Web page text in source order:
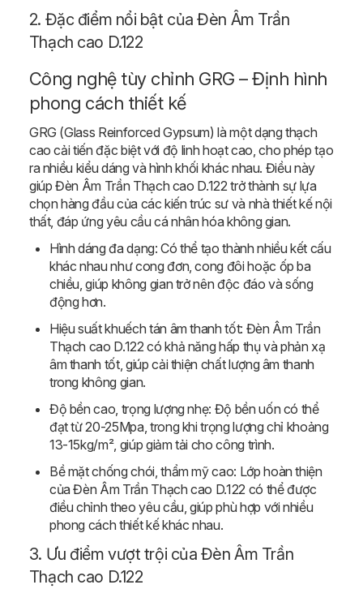
2. Đặc điểm nổi bật của Đèn Âm Trần
Thạch cao D.122
Công nghệ tùy chỉnh GRG – Định hình
phong cách thiết kế
GRG (Glass Reinforced Gypsum) là một dạng thạch
cao cải tiến đặc biệt với độ linh hoạt cao, cho phép tạo
ra nhiều kiểu dáng và hình khối khác nhau. Điều này
giúp Đèn Âm Trần Thạch cao D.122 trở thành sự lựa
chọn hàng đầu của các kiến trúc sư và nhà thiết kế nội
thất, đáp ứng yêu cầu cá nhân hóa không gian.
Hình dáng đa dạng: Có thể tạo thành nhiều kết cấu
khác nhau như cong đơn, cong đôi hoặc ốp ba
chiều, giúp không gian trở nên độc đáo và sống
động hơn.
Hiệu suất khuếch tán âm thanh tốt: Đèn Âm Trần
Thạch cao D.122 có khả năng hấp thụ và phản xạ
âm thanh tốt, giúp cải thiện chất lượng âm thanh
trong không gian.
Độ bền cao, trọng lượng nhẹ: Độ bền uốn có thể
đạt từ 20-25Mpa, trong khi trọng lượng chỉ khoảng
13-15kg/m², giúp giảm tải cho công trình.
Bề mặt chống chói, thẩm mỹ cao: Lớp hoàn thiện
của Đèn Âm Trần Thạch cao D.122 có thể được
điều chỉnh theo yêu cầu, giúp phù hợp với nhiều
phong cách thiết kế khác nhau.
3. Ưu điểm vượt trội của Đèn Âm Trần
Thạch cao D.122